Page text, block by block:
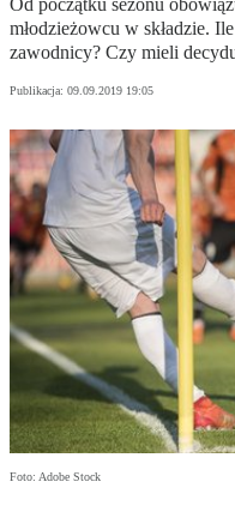
Od początku sezonu
młodzieżowcu w składzie.
zawodnicy? Czy mieli
Publikacja: 09.09.2019 19:05
Foto: Adobe Stock